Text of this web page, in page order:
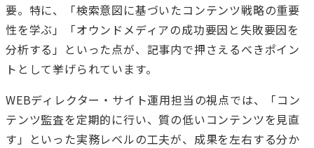
要。特に、「検索意図に基づいたコンテンツ戦略の重要
性を学ぶ」「オウンドメディアの成功要因と失敗要因を
分析する」といった点が、記事内で押さえるべきポイン
トとして挙げられています。
WEBディレクター・サイト運用担当の視点では、「コン
テンツ監査を定期的に行い、質の低いコンテンツを見直
す」といった実務レベルの工夫が、成果を左右する分か